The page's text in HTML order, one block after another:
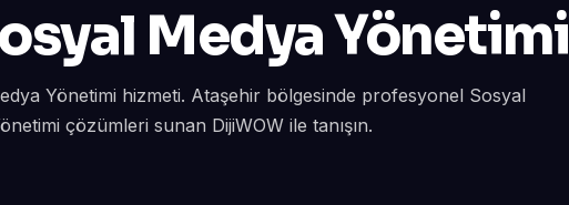
Medya Yönetimi
Yönetimi hizmeti. Ataşehir bölgesinde profesyonel Sosyal
çözümleri sunan DijiWOW ile tanışın.